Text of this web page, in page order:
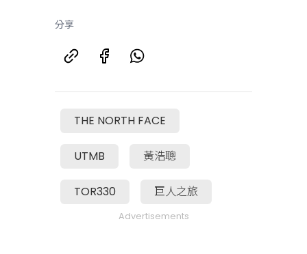
分享
THE NORTH FACE
UTMB 黃浩聰
TOR330 巨人之旅
Advertisements